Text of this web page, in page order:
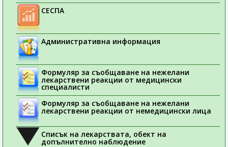
СЕСПА
Административна информация
Формуляр за съобщаване на нежелани
лекарствени реакции от медицински
специалисти
Формуляр за съобщаване на нежелани
лекарствени реакции от немедицински лица
Списък на лекарствата, обект на
допълнително наблюдение